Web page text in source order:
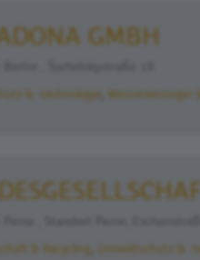
GMBH
& -technologie
& Recycling Umweltschutz & -